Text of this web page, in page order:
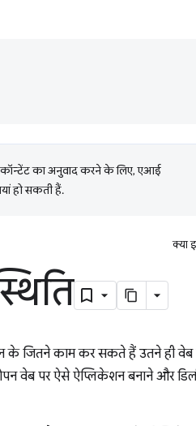
का अनुवाद करने के लिए, एआई
हो सकती हैं.
क्या
के जितने काम कर सकते हैं उतने ही
वेब पर ऐसे ऐप्लिकेशन बनाने और